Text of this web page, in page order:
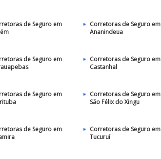
de Seguro em
Corretoras de Seguro em
Ananindeua
de Seguro em
Corretoras de Seguro em
Castanhal
de Seguro em
Corretoras de Seguro em
São Félix do Xingu
de Seguro em
Corretoras de Seguro em
Tucuruí